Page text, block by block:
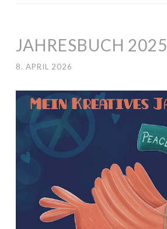
JAHRESBUCH 2025
8. APRIL 2026